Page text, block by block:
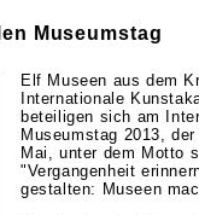
Museumstag
Elf Museen aus dem
Internationale
beteiligen sich am
Museumstag 2013,
Mai, unter dem Motto
"Vergangenheit
gestalten: Museen